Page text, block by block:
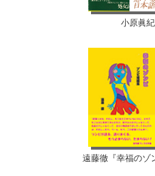
小原眞
遠藤徹『幸福のゾ